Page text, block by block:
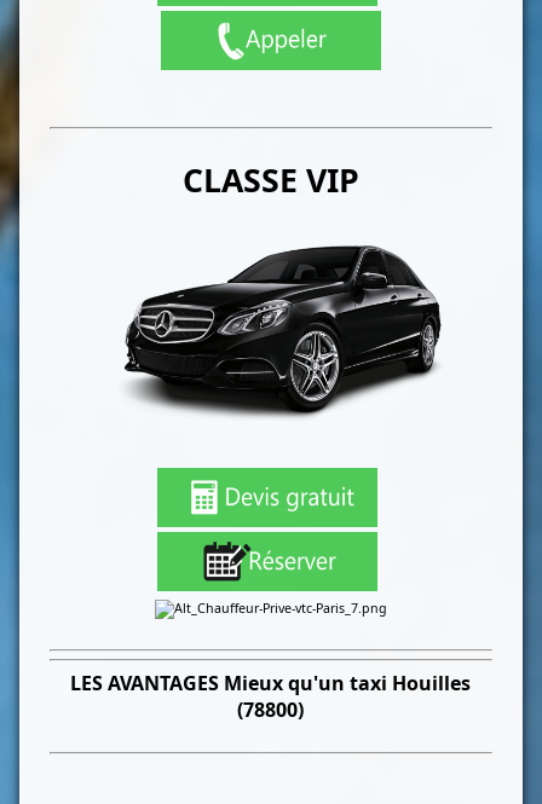
CLASSE VIP
LESAVANTAGES Mieux qu'un taxi Houilles
(78800)